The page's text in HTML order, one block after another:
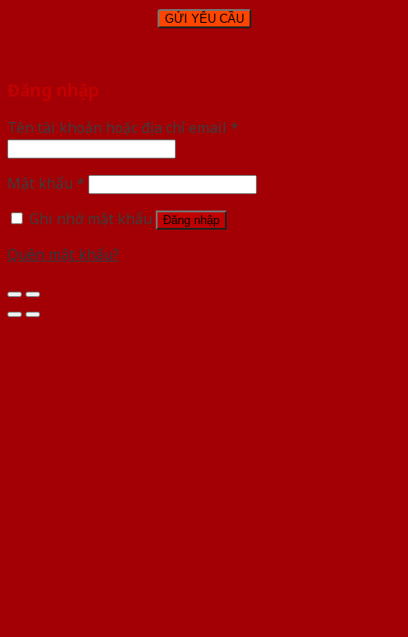
Đăng nhập
Tên tài khoản hoặc địa chỉ email *
Mật khẩu *
Ghi nhớ mật khẩu
Đăng nhập
Quên mật khẩu?